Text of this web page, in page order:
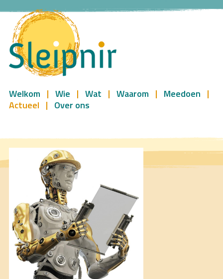
Welkom Wie Wat Waarom
Meedoen
Actueel
Over ons